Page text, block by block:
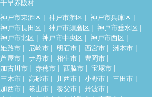
千早赤阪村
神戸市東灘区 神戸市灘区
神戸市兵庫区
神戸市長田区
神戸市須磨区
神戸市垂水区
神戸市北区
神戸市中央区
神戸市西区
姫路市
尼崎市 明石市 西宮市
洲本市
芦屋市
伊丹市 相生市
豊岡市
加古川市
赤穂市 西脇市
宝塚市
三木市
高砂市 川西市 小野市
三田市
加西市
篠山市 養父市
丹波市